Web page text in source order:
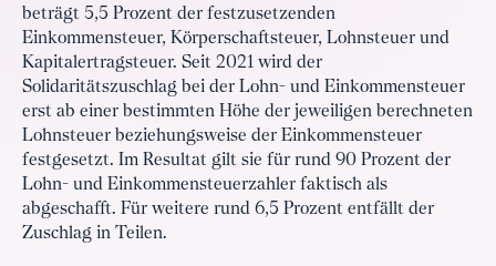
beträgt 5,5 Prozent der festzusetzenden
Einkommensteuer, Körperschaftsteuer, Lohnsteuer und
Kapitalertragsteuer. Seit 2021 wird der
Solidaritätszuschlag bei der Lohn- und Einkommensteuer
erst ab einer bestimmten Höhe der jeweiligen berechneten
Lohnsteuer beziehungsweise der Einkommensteuer
festgesetzt. Im Resultat gilt sie für rund 90 Prozent der
Lohn- und Einkommensteuerzahler faktisch als
abgeschafft. Für weitere rund 6,5 Prozent entfällt der
Zuschlag in Teilen.